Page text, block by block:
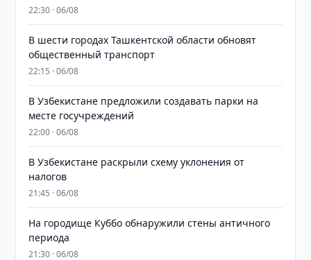
22:30 · 06/08
В шести городах Ташкентской области обновят
общественный транспорт
22:15 · 06/08
В Узбекистане предложили создавать парки на
месте госучреждений
22:00 · 06/08
В Узбекистане раскрыли схему уклонения от
налогов
21:45 · 06/08
На городище Куббо обнаружили стены античного
периода
21:30 · 06/08